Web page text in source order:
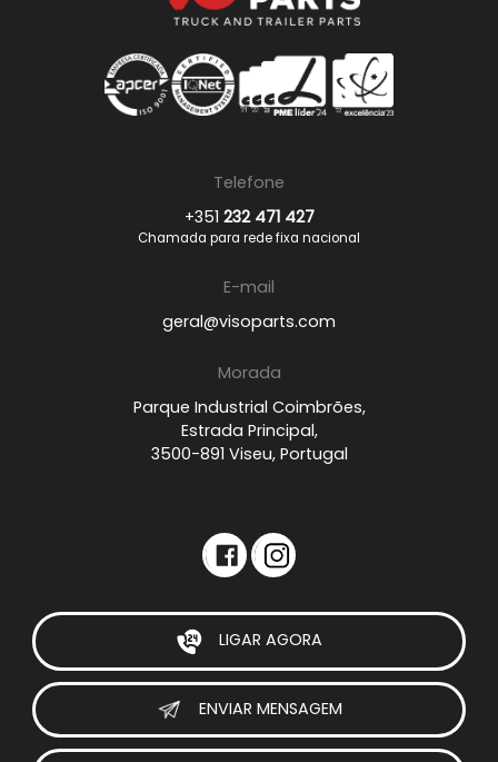
Telefone
+351 232 471 427
Chamada para rede fixa nacional
E-mail
geral@visoparts.com
Morada
Parque Industrial Coimbrões,
Estrada Principal,
3500-891 Viseu, Portugal
LIGAR AGORA
ENVIAR MENSAGEM